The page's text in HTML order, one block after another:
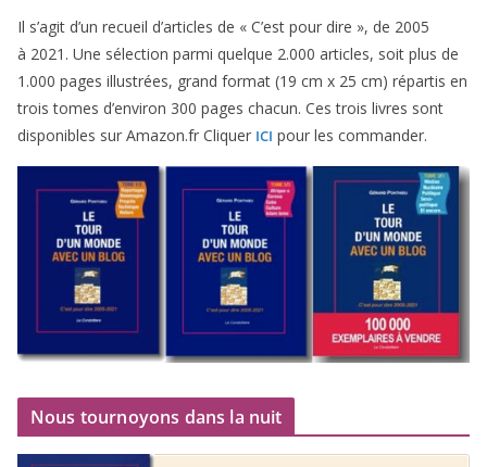
Il s’agit d’un recueil d’ar­ticles de « C’est pour dire », de 2005
à 2021 . Une sélec­tion par­mi quelque 2.000 articles, soit plus de
1 .000 pages illus­trées, grand for­mat (19 cm x 25 cm) répar­tis en
trois tomes d’environ 300 pages cha­cun. Ces trois livres sont
dis­po­nibles sur Amazon​.fr Cliquer ICI pour les commander.
Nous tournoyons dans la nuit